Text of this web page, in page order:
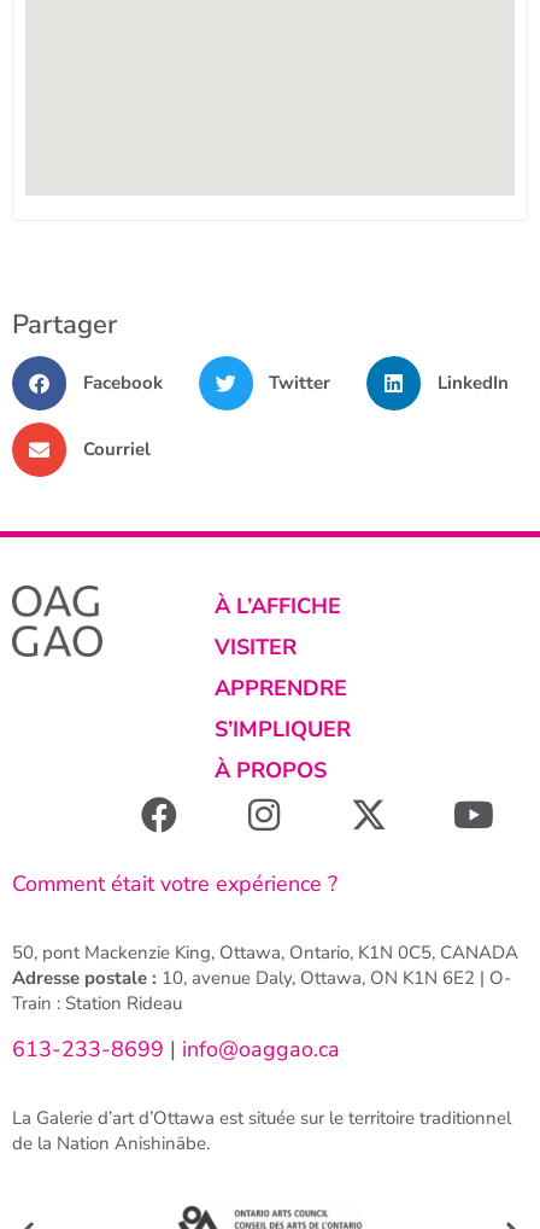
Partager
Facebook Twitter LinkedIn
Courriel
À L’AFFICHE
VISITER
APPRENDRE
S’IMPLIQUER
À PROPOS
Comment était votre expérience ?
50, pont Mackenzie King, Ottawa, Ontario, K1N 0C5, CANADA
Adresse postale : 10, avenue Daly, Ottawa, ON K1N 6E2 | O-
Train : Station Rideau
613-233-8699 | info@oaggao.ca
La Galerie d’art d’Ottawa est située sur le territoire traditionnel
de la Nation Anishinābe.